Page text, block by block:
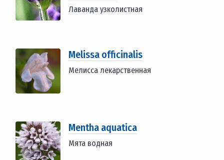
Лаванда узколистная
Melissa officinalis
Мелисса лекарственная
Mentha aquatica
Мята водная